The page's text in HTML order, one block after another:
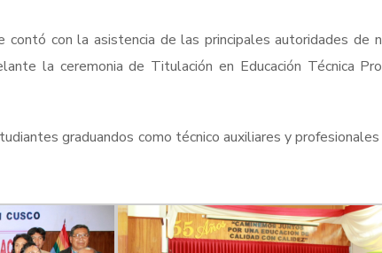
contó con la asistencia de las principales autoridades de
la ceremonia de Titulación en Educación Técnica
graduandos como técnico auxiliares y